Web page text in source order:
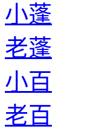
小蓬
老蓬
小百
老百